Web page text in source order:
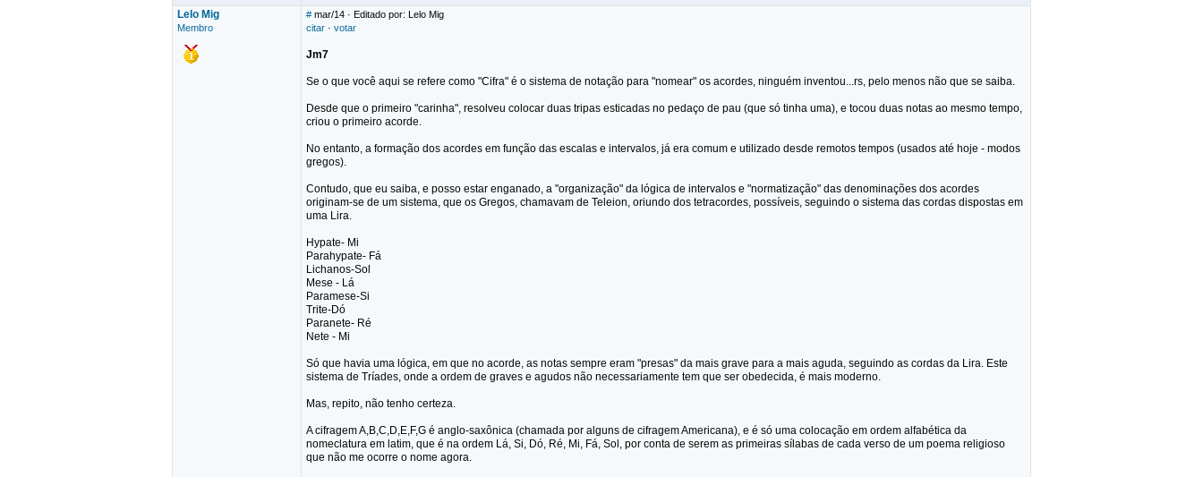
Lelo Mig
Membro
# mar/14 · Editado por: Lelo Mig
citar · votar
Jm7
Se o que você aqui se refere como "Cifra" é o sistema de notação para "nomear" os acordes, ninguém inventou...rs, pelo menos não que se saiba.
Desde que o primeiro "carinha", resolveu colocar duas tripas esticadas no pedaço de pau (que só tinha uma), e tocou duas notas ao mesmo tempo,
criou o primeiro acorde.
No entanto, a formação dos acordes em função das escalas e intervalos, já era comum e utilizado desde remotos tempos (usados até hoje - modos
gregos).
Contudo, que eu saiba, e posso estar enganado, a "organização" da lógica de intervalos e "normatização" das denominações dos acordes
originam-se de um sistema, que os Gregos, chamavam de Teleion, oriundo dos tetracordes, possíveis, seguindo o sistema das cordas dispostas em
uma Lira.
Hypate- Mi
Parahypate- Fá
Lichanos-Sol
Mese - Lá
Paramese-Si
Trite-Dó
Paranete- Ré
Nete - Mi
Só que havia uma lógica, em que no acorde, as notas sempre eram "presas" da mais grave para a mais aguda, seguindo as cordas da Lira. Este
sistema de Tríades, onde a ordem de graves e agudos não necessariamente tem que ser obedecida, é mais moderno.
Mas, repito, não tenho certeza.
A cifragem A,B,C,D,E,F,G é anglo-saxônica (chamada por alguns de cifragem Americana), e é só uma colocação em ordem alfabética da
nomeclatura em latim, que é na ordem Lá, Si, Dó, Ré, Mi, Fá, Sol, por conta de serem as primeiras sílabas de cada verso de um poema religioso
que não me ocorre o nome agora.